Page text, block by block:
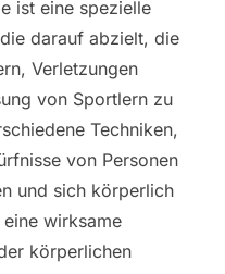
ist eine spezielle
darauf abzielt, die
Verletzungen
von Sportlern zu
Techniken,
von Personen
und sich körperlich
wirksame
körperlichen